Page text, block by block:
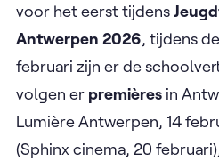
voor het eerst tijdens
Antwerpen 2026, tijdens
februari zijn er de
volgen er premières in
Lumière Antwerpen, 14
(Sphinx cinema, 20